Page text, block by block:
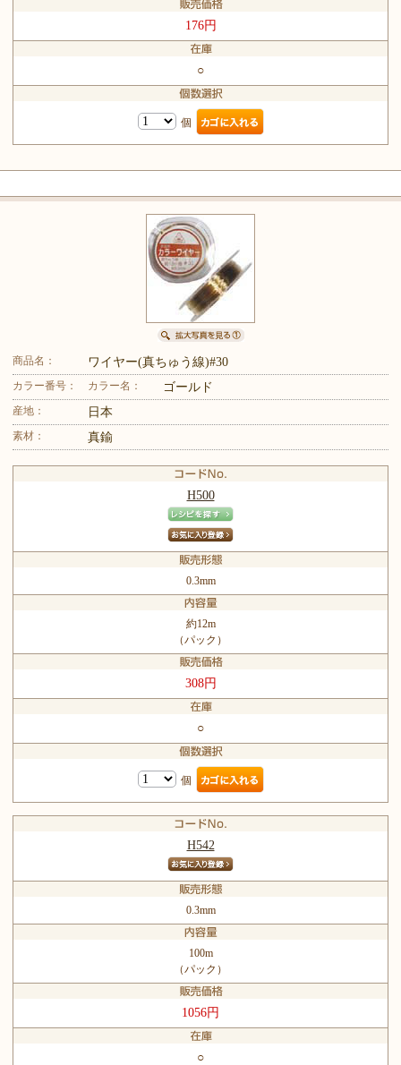
176円
○
個
商品名： ワイヤー(真ちゅう線)#30
カラー番号： カラー名： ゴールド
産地： 日本
素材： 真鍮
H500
0.3mm
約12m
（パック）
308円
○
個
H542
0.3mm
100m
（パック）
1056円
○